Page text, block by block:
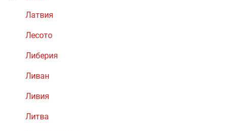
Латвия
Лесото
Либерия
Ливан
Ливия
Литва